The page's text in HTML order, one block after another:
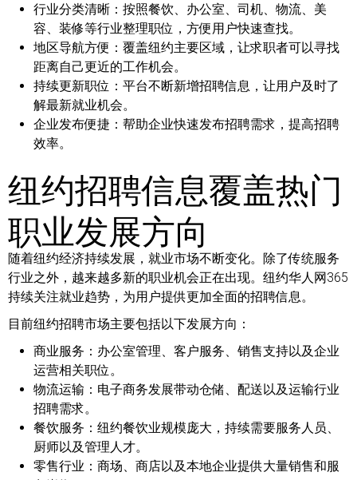
行业分类清晰： 按照餐饮、办公室、司机、物流、美
容、装修等行业整理职位，方便用户快速查找。
地区导航方便： 覆盖纽约主要区域，让求职者可以寻找
距离自己更近的工作机会。
持续更新职位： 平台不断新增招聘信息，让用户及时了
解最新就业机会。
企业发布便捷： 帮助企业快速发布招聘需求，提高招聘
效率。
纽约招聘信息覆盖热门
职业发展方向
随着纽约经济持续发展，就业市场不断变化。除了传统服务
行业之外，越来越多新的职业机会正在出现。纽约华人网365
持续关注就业趋势，为用户提供更加全面的招聘信息。
目前纽约招聘市场主要包括以下发展方向：
商业服务： 办公室管理、客户服务、销售支持以及企业
运营相关职位。
物流运输： 电子商务发展带动仓储、配送以及运输行业
招聘需求。
餐饮服务： 纽约餐饮业规模庞大，持续需要服务人员、
厨师以及管理人才。
零售行业： 商场、商店以及本地企业提供大量销售和服